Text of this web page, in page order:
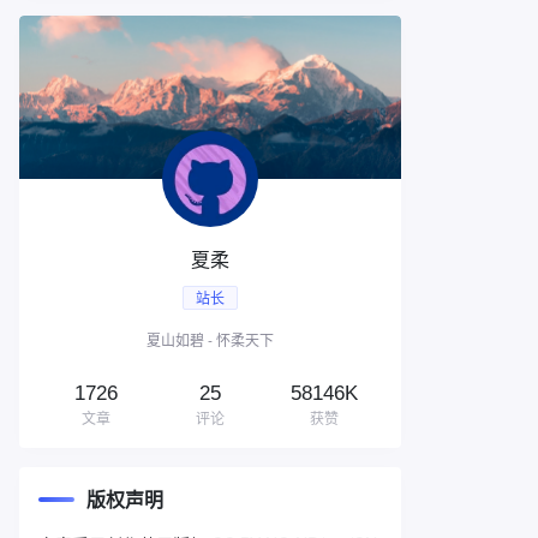
夏柔
站长
夏山如碧 - 怀柔天下
1726
文章
25
评论
58146K
获赞
版权声明